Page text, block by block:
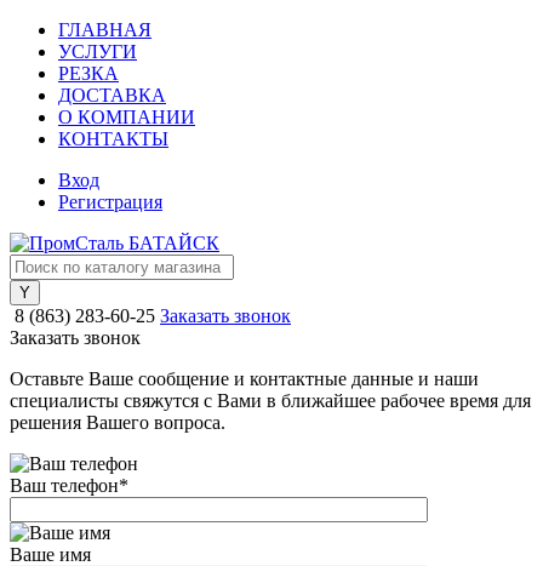
ГЛАВНАЯ
УСЛУГИ
РЕЗКА
ДОСТАВКА
О КОМПАНИИ
КОНТАКТЫ
Вход
Регистрация
8 (863) 283-60-25 Заказать звонок
Заказать звонок
Оставьте Ваше сообщение и контактные данные и наши
специалисты свяжутся с Вами в ближайшее рабочее время для
решения Вашего вопроса.
Ваш телефон*
Ваше имя